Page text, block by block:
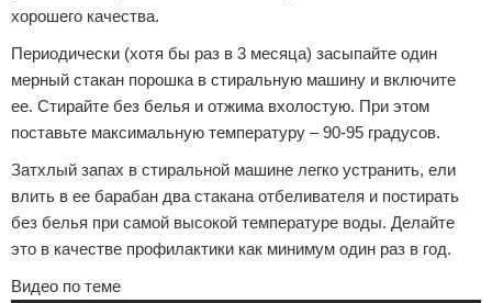
хорошего качества.
Периодически (хотя бы раз в 3 месяца) засыпайте один
мерный стакан порошка в стиральную машину и включите
ее. Стирайте без белья и отжима вхолостую. При этом
поставьте максимальную температуру – 90-95 градусов.
Затхлый запах в стиральной машине легко устранить, ели
влить в ее барабан два стакана отбеливателя и постирать
без белья при самой высокой температуре воды. Делайте
это в качестве профилактики как минимум один раз в год.
Видео по теме